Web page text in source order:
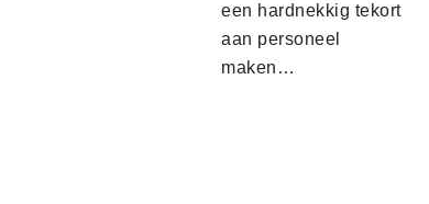
een hardnekkig tekort
aan personeel
maken…